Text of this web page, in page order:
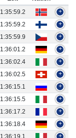
1:35:59.2
+
1:35:59.2
+
1:35:59.9
+
1:36:01.2
+
1:36:02.4
+
1:36:02.5
+
1:36:15.1
+
1:36:15.5
+
1:36:17.2
+
1:36:18.4
+
1:36:19.1
+